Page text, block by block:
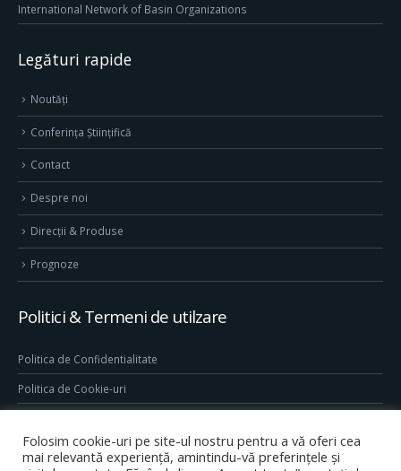
International Network of Basin Organizations
Legături rapide
Noutăți
Conferința Științifică
Contact
Despre noi
Direcţii & Produse
Prognoze
Politici & Termeni de utilzare
Politica de Confidentialitate
Politica de Cookie-uri
Conditii generale de utilizare site
Folosim cookie-uri pe site-ul nostru pentru a vă oferi cea
mai relevantă experiență, amintindu-vă preferințele și